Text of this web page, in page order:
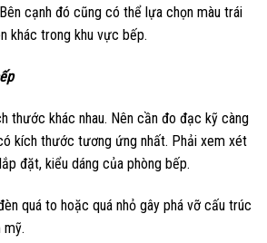
cạnh đó cũng có thể lựa chọn màu trái
khác trong khu vực bếp.
thước khác nhau. Nên cần đo đạc kỹ càng
kích thước tương ứng nhất. Phải xem xét
đặt, kiểu dáng của phòng bếp.
quá to hoặc quá nhỏ gây phá vỡ cấu trúc
mỹ.